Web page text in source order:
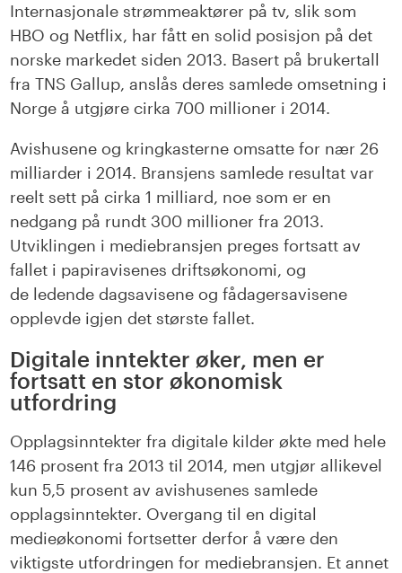
Internasjonale strømmeaktører på tv, slik som
HBO og Netflix, har fått en solid posisjon på det
norske markedet siden 2013. Basert på brukertall
fra TNS Gallup, anslås deres samlede omsetning i
Norge å utgjøre cirka 700 millioner i 2014.
Avishusene og kringkasterne omsatte for nær 26
milliarder i 2014. Bransjens samlede resultat var
reelt sett på cirka 1 milliard, noe som er en
nedgang på rundt 300 millioner fra 2013.
Utviklingen i mediebransjen preges fortsatt av
fallet i papiravisenes driftsøkonomi, og
de ledende dagsavisene og fådagersavisene
opplevde igjen det største fallet.
Digitale inntekter øker, men er
fortsatt en stor økonomisk
utfordring
Opplagsinntekter fra digitale kilder økte med hele
146 prosent fra 2013 til 2014, men utgjør allikevel
kun 5,5 prosent av avishusenes samlede
opplagsinntekter. Overgang til en digital
medieøkonomi fortsetter derfor å være den
viktigste utfordringen for mediebransjen. Et annet